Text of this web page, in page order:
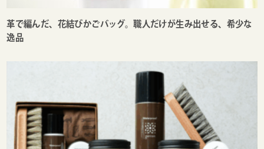
革で編んだ、花結びかごバッグ。職人だけが生み出せる、希少な
逸品